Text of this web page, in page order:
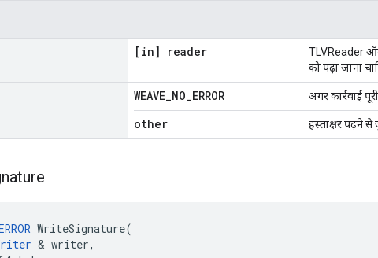
[in] reader
TLVReader
को पढ़ा जाना
WEAVE_NO_ERROR अगर कार्रवाई
other हस्ताक्षर पढ़ने
WriteSignature(
& writer,